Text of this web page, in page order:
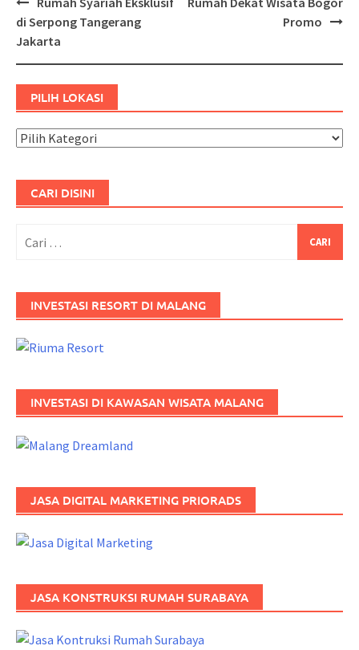
navigation
di Serpong Tangerang
Jakarta
Promo
PILIH LOKASI
Pilih
CARI DISINI
untuk:
INVESTASI RESORT DI MALANG
INVESTASI DI KAWASAN WISATA MALANG
JASA DIGITAL MARKETING PRIORADS
JASA KONSTRUKSI RUMAH SURABAYA